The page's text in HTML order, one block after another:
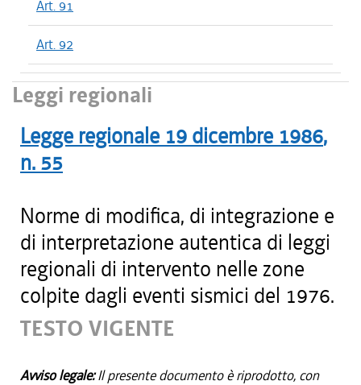
Art. 91
Art. 92
Leggi regionali
Legge regionale 19 dicembre 1986,
n. 55
Norme di modifica, di integrazione e
di interpretazione autentica di leggi
regionali di intervento nelle zone
colpite dagli eventi sismici del 1976.
TESTO VIGENTE
Avviso legale:Il presente documento è riprodotto, con